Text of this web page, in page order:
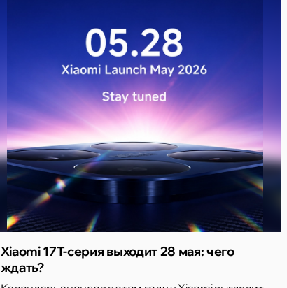
Xiaomi 17T-серия выходит 28 мая: чего
ждать?